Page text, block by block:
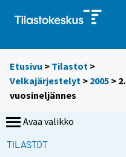
Etusivu > Tilastot >
Velkajärjestelyt > 2005 > 2.
vuosineljännes
Avaa valikko
TILASTOT